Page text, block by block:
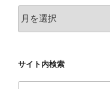
稿
カ
イ
サイト内検索